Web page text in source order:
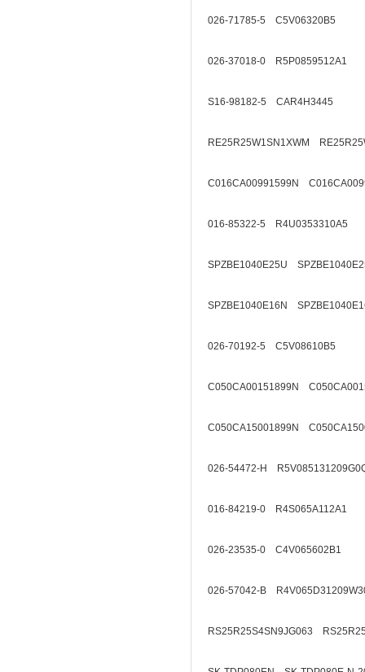
026-71785-5 C5V06320B5
026-37018-0 R5P0859512A1
S16-98182-5 CAR4H3445
RE25R25W1SN1XWM
C016CA00991599N
016-85322-5 R4U0353310A5
SPZBE1040E25U
SPZBE1040E16N
026-70192-5 C5V08610B5
C050CA00151899N
C050CA15001899N
026-54472-H
016-84219-0 R4S065A112A1
026-23535-0 C4V065602B1
026-57042-B
RS25R25S4SN9JG063